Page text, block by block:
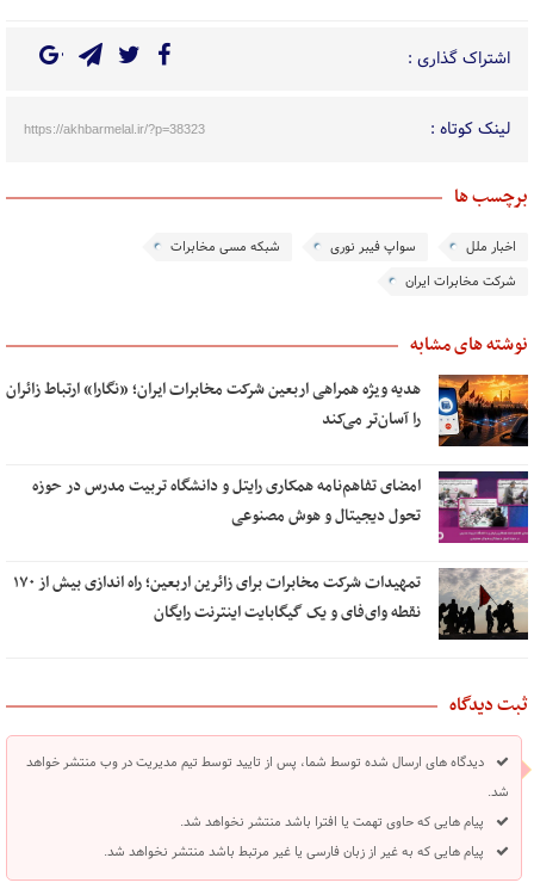
اشتراک گذاری :
لینک کوتاه : https://akhbarmelal.ir/?p=38323
برچسب ها
اخبار ملل سواپ فیبر نوری
شبکه مسی مخابرات
شرکت مخابرات ایران
نوشته های مشابه
هدیه ویژه همراهی اربعین شرکت مخابرات ایران؛ «نگارا» ارتباط زائران
را آسان‌تر می‌کند
امضای تفاهم‌نامه همکاری رایتل و دانشگاه تربیت مدرس در حوزه
تحول دیجیتال و هوش مصنوعی
تمهیدات شرکت مخابرات برای زائرین اربعین؛ راه اندازی بیش از ۱۷۰
نقطه وای‌فای و یک گیگابایت اینترنت رایگان
ثبت دیدگاه
دیدگاه های ارسال شده توسط شما، پس از تایید توسط تیم مدیریت در وب منتشر خواهد
شد.
پیام هایی که حاوی تهمت یا افترا باشد منتشر نخواهد شد.
پیام هایی که به غیر از زبان فارسی یا غیر مرتبط باشد منتشر نخواهد شد.